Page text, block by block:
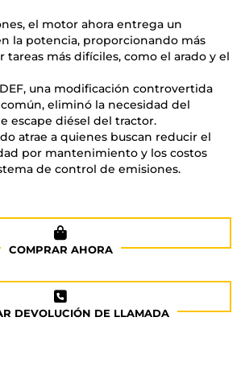
el motor ahora entrega un
la potencia, proporcionando más
tareas más difíciles, como el arado y el
una modificación controvertida
eliminó la necesidad del
escape diésel del tractor.
atrae a quienes buscan reducir el
por mantenimiento y los costos
de control de emisiones.
COMPRAR AHORA
DEVOLUCIÓN DE LLAMADA